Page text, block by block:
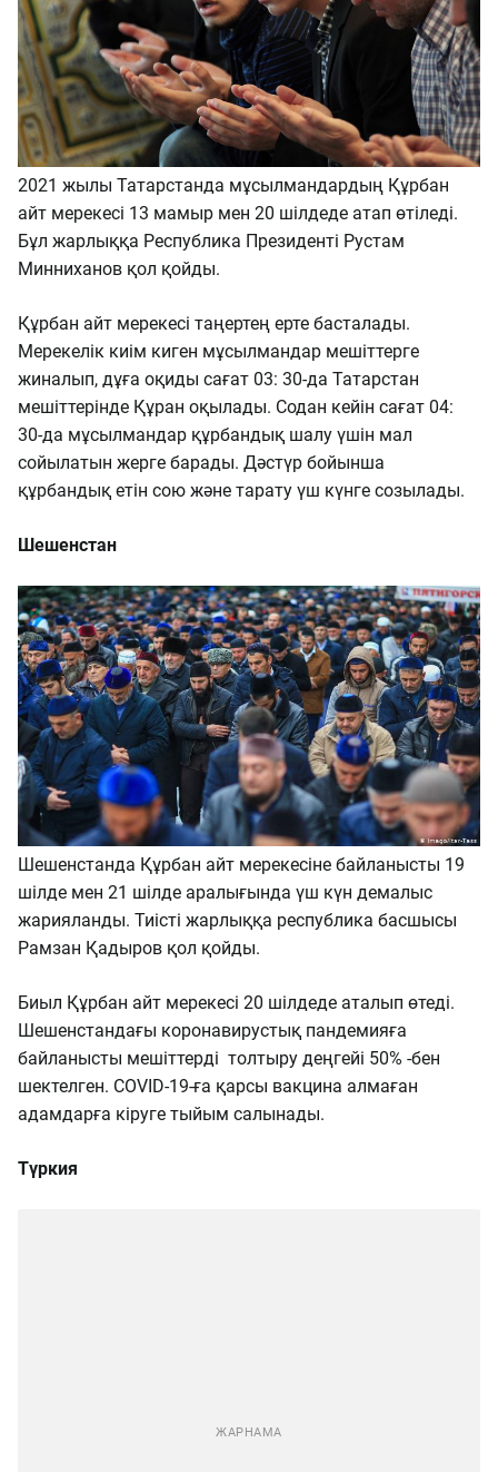
2021 жылы Татарстанда мұсылмандардың Құрбан
айт мерекесі 13 мамыр мен 20 шілдеде атап өтіледі.
Бұл жарлыққа Республика Президенті Рустам
Минниханов қол қойды.
Құрбан айт мерекесі таңертең ерте басталады.
Мерекелік киім киген мұсылмандар мешіттерге
жиналып, дұға оқиды сағат 03: 30-да Татарстан
мешіттерінде Құран оқылады. Содан кейін сағат 04:
30-да мұсылмандар құрбандық шалу үшін мал
сойылатын жерге барады. Дәстүр бойынша
құрбандық етін сою және тарату үш күнге созылады.
Шешенстан
Шешенстанда Құрбан айт мерекесіне байланысты 19
шілде мен 21 шілде аралығында үш күн демалыс
жарияланды. Тиісті жарлыққа республика басшысы
Рамзан Қадыров қол қойды.
Биыл Құрбан айт мерекесі 20 шілдеде аталып өтеді.
Шешенстандағы коронавирустық пандемияға
байланысты мешіттерді толтыру деңгейі 50% -бен
шектелген. COVID-19-ға қарсы вакцина алмаған
адамдарға кіруге тыйым салынады.
Түркия